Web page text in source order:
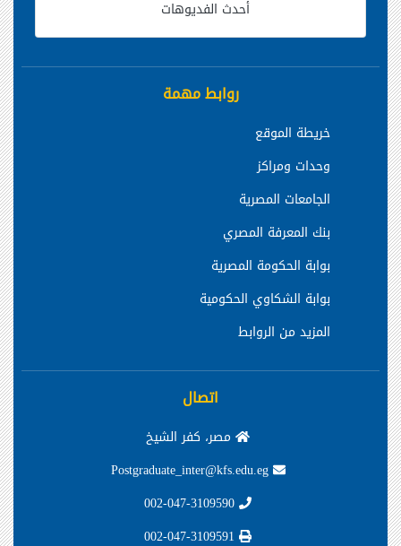
أحدث الفديوهات
روابط مهمة
خريطة الموقع
وحدات ومراكز
الجامعات المصرية
بنك المعرفة المصري
بوابة الحكومة المصرية
بوابة الشكاوي الحكومية
المزيد من الروابط
اتصال
مصر، كفر الشيخ
Postgraduate_inter@kfs.edu.eg